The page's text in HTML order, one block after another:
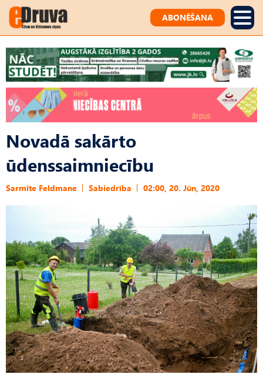
ABONĒŠANA
Novadā sakārto
ūdenssaimniecību
Sarmīte Feldmane Sabiedrība 02:00, 20. Jūn, 2020